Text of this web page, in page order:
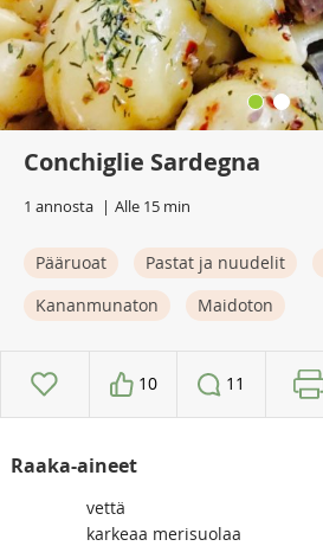
Conchiglie Sardegna
1 annosta Alle 15 min
Pääruoat Pastat ja nuudelit
Kananmunaton
Maidoton
10 11
Raaka-aineet
vettä
karkeaa merisuolaa